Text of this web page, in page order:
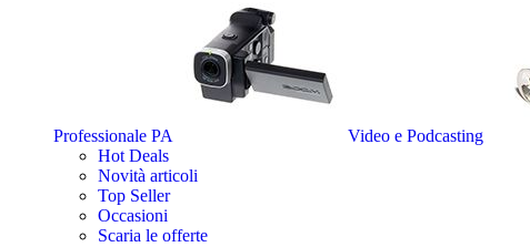
Professionale PA Video e Podcasting
Hot Deals
Novità articoli
Top Seller
Occasioni
Scaria le offerte